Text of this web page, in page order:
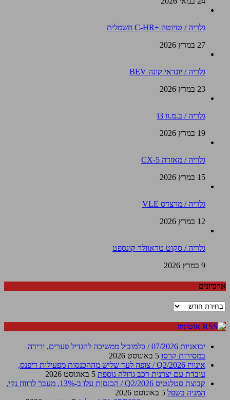
גלריה / טויוטה +C-HR חשמלית
27 במרץ 2026
גלריה / יונדאי קונה BEV
23 במרץ 2026
גלריה / ב.מ.וו i3
19 במרץ 2026
גלריה / מאזדה CX-5
15 במרץ 2026
גלריה / מרצדס VLE
12 במרץ 2026
גלריה / סקוט טראוולר קונספט
9 במרץ 2026
ארכיונים
ארכיונים
אוטוניוז
יבואניות 07/2026 / כלמוביל ממשיכה להגדיל פערים, ירידה
במסירות קרסו 5 באוגוסט 2026
אינוויז Q2/2026 / צופה לעד שליש מההכנסות מפעילות דיפנס,
עובדת עם יצרנית רכב גדולה נוספת 5 באוגוסט 2026
קבוצת סטלנטיס Q2/2026 / הכנסות עלו ב-13%, מעבר לרווח נקי,
המניה בשפל 5 באוגוסט 2026